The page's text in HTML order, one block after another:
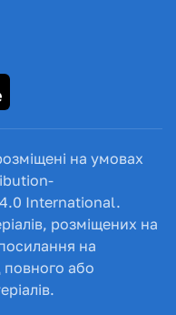
на умовах
International.
розміщених на
на
повного або